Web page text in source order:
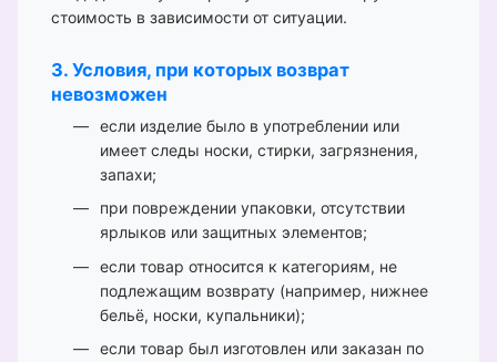
стоимость в зависимости от ситуации.
3. Условия, при которых возврат
невозможен
если изделие было в употреблении или
имеет следы носки, стирки, загрязнения,
запахи;
при повреждении упаковки, отсутствии
ярлыков или защитных элементов;
если товар относится к категориям, не
подлежащим возврату (например, нижнее
бельё, носки, купальники);
если товар был изготовлен или заказан по